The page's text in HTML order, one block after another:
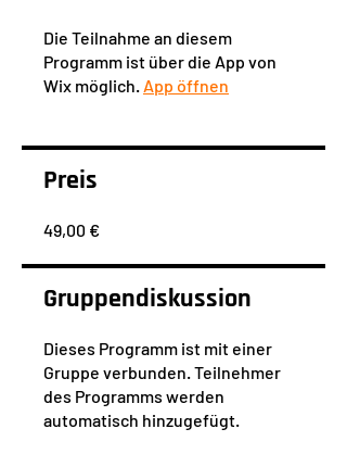
Die Teilnahme an diesem
Programm ist über die App von
Wix möglich. App öffnen
Preis
49,00 €
Gruppendiskussion
Dieses Programm ist mit einer
Gruppe verbunden. Teilnehmer
des Programms werden
automatisch hinzugefügt.